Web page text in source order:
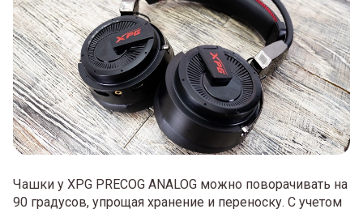
Чашки у XPG PRECOG ANALOG можно поворачивать на
90 градусов, упрощая хранение и переноску. С учетом